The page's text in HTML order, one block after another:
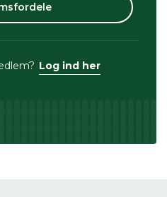
Log ind her